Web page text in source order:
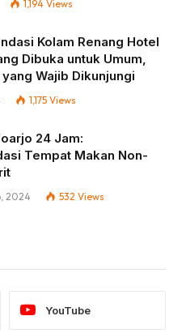
1,194 Views
Kolam Renang Hotel
Dibuka untuk Umum,
Wajib Dikunjungi
1,175 Views
24 Jam:
Tempat Makan Non-
2024 532 Views
YouTube